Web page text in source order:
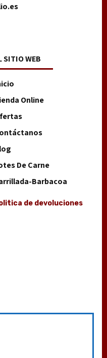
SITIO WEB
Online
De Carne
Barbacoa
de devoluciones